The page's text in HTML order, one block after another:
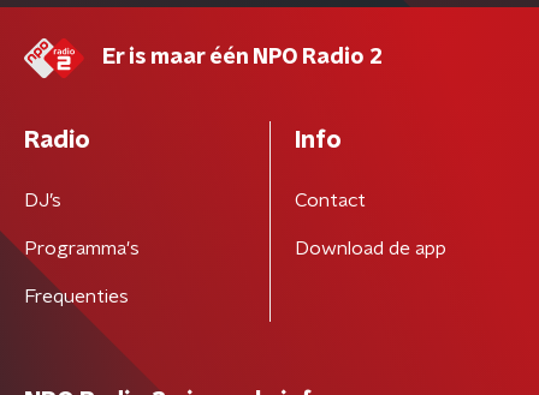
Er is maar één NPO Radio 2
Radio
DJ’s
Programma's
Frequenties
Info
Contact
Download de app